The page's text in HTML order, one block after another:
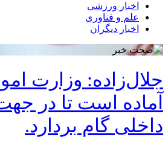
اخبار ورزشی
علم و فناوری
اخبار دیگران
جلال‌زاده: وزارت
آماده است تا در
داخلی گام بردارد.